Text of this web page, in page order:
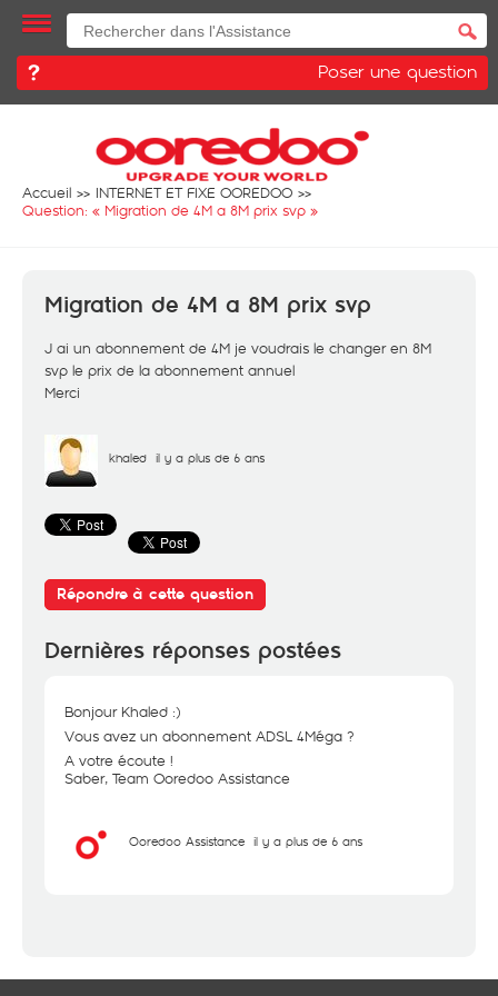
Poser une question
Accueil
INTERNET ET FIXE OOREDOO
Question: « Migration de 4M a 8M prix svp »
Migration de 4M a 8M prix svp
J ai un abonnement de 4M je voudrais le changer en 8M
svp le prix de la abonnement annuel
Merci
khaled il y a plus de 6 ans
Répondre à cette question
Dernières réponses postées
Bonjour Khaled :)
Vous avez un abonnement ADSL 4Méga ?
A votre écoute !
Saber, Team Ooredoo Assistance
Ooredoo Assistance il y a plus de 6 ans